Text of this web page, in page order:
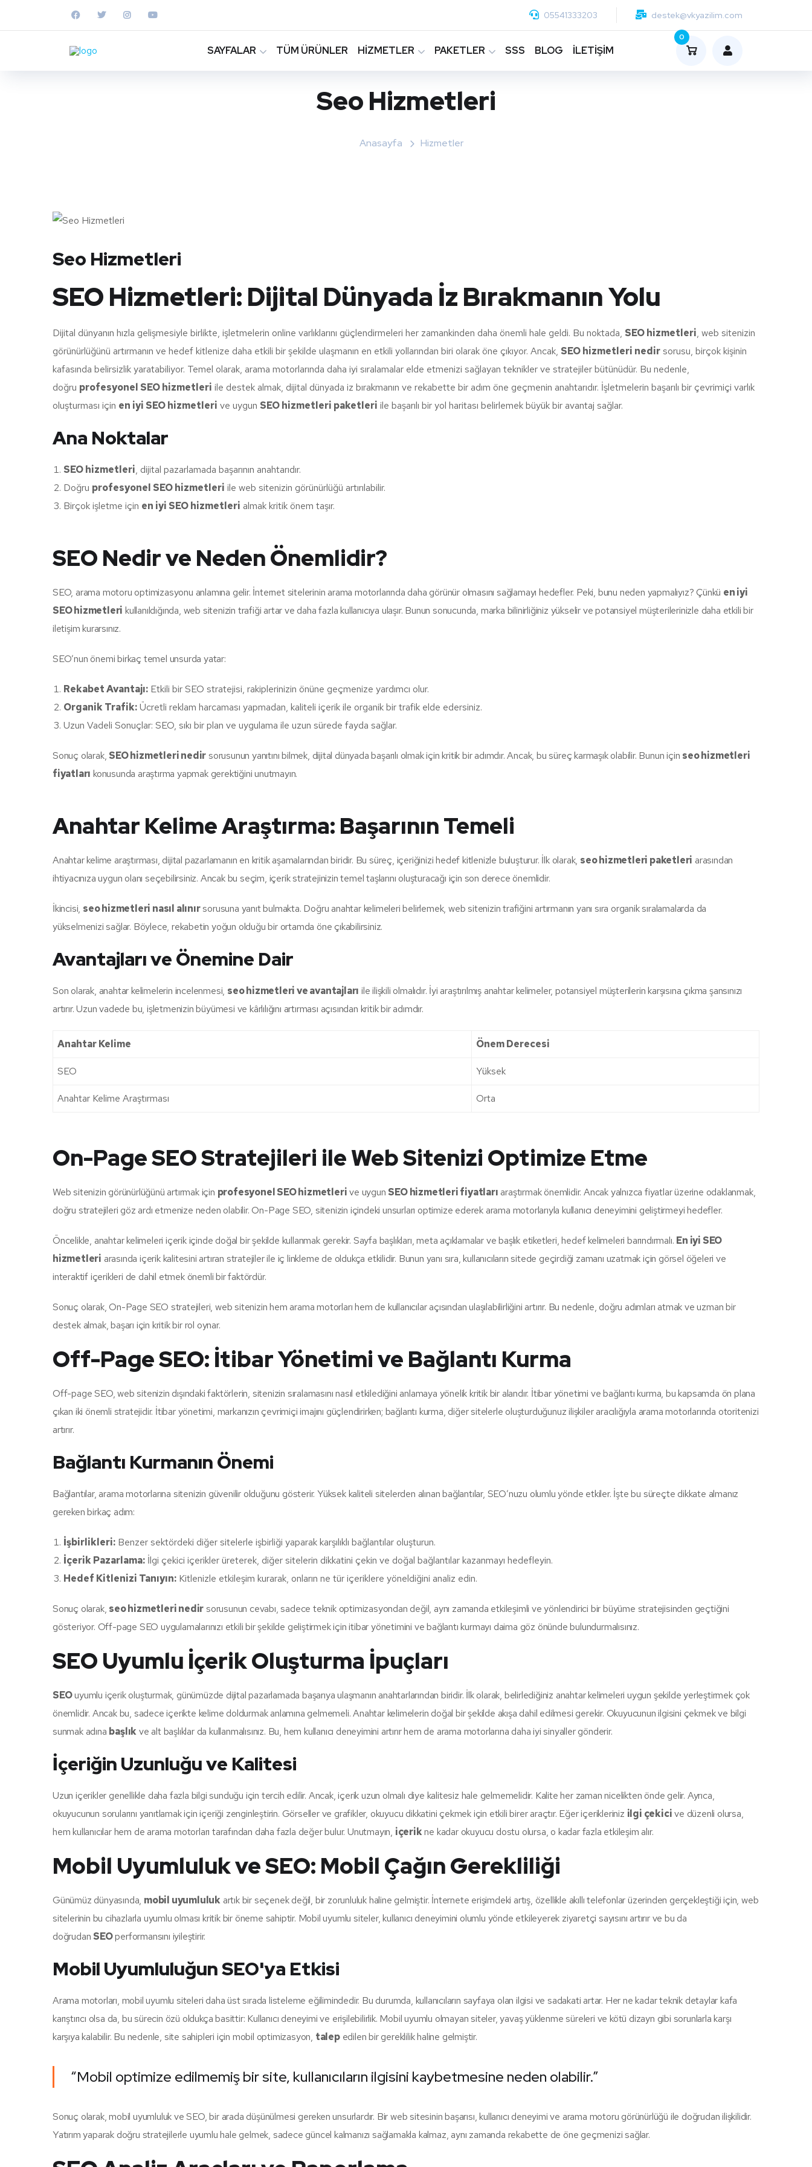
05541333203 destek@vkyazilim.com
SAYFALAR TÜM ÜRÜNLER HİZMETLER PAKETLER SSS BLOG İLETİŞİM
0
Seo Hizmetleri
Anasayfa Hizmetler
Seo Hizmetleri
SEO Hizmetleri: Dijital Dünyada İz Bırakmanın Yolu
Dijital dünyanın hızla gelişmesiyle birlikte, işletmelerin online varlıklarını güçlendirmeleri her zamankinden daha önemli hale geldi. Bu noktada, SEO hizmetleri, web sitenizin
görünürlüğünü artırmanın ve hedef kitlenize daha etkili bir şekilde ulaşmanın en etkili yollarından biri olarak öne çıkıyor. Ancak, SEO hizmetleri nedir sorusu, birçok kişinin
kafasında belirsizlik yaratabiliyor. Temel olarak, arama motorlarında daha iyi sıralamalar elde etmenizi sağlayan teknikler ve stratejiler bütünüdür. Bu nedenle,
doğru profesyonel SEO hizmetleri ile destek almak, dijital dünyada iz bırakmanın ve rekabette bir adım öne geçmenin anahtarıdır. İşletmelerin başarılı bir çevrimiçi varlık
oluşturması için en iyi SEO hizmetleri ve uygun SEO hizmetleri paketleri ile başarılı bir yol haritası belirlemek büyük bir avantaj sağlar.
Ana Noktalar
SEO hizmetleri, dijital pazarlamada başarının anahtarıdır.
Doğru profesyonel SEO hizmetleri ile web sitenizin görünürlüğü artırılabilir.
Birçok işletme için en iyi SEO hizmetleri almak kritik önem taşır.
SEO Nedir ve Neden Önemlidir?
SEO, arama motoru optimizasyonu anlamına gelir. İnternet sitelerinin arama motorlarında daha görünür olmasını sağlamayı hedefler. Peki, bunu neden yapmalıyız? Çünkü en iyi
SEO hizmetleri kullanıldığında, web sitenizin trafiği artar ve daha fazla kullanıcıya ulaşır. Bunun sonucunda, marka bilinirliğiniz yükselir ve potansiyel müşterilerinizle daha etkili bir
iletişim kurarsınız.
SEO’nun önemi birkaç temel unsurda yatar:
Rekabet Avantajı: Etkili bir SEO stratejisi, rakiplerinizin önüne geçmenize yardımcı olur.
Organik Trafik:Ücretli reklam harcaması yapmadan, kaliteli içerik ile organik bir trafik elde edersiniz.
Uzun Vadeli Sonuçlar: SEO, sıkı bir plan ve uygulama ile uzun sürede fayda sağlar.
Sonuç olarak, SEO hizmetleri nedir sorusunun yanıtını bilmek, dijital dünyada başarılı olmak için kritik bir adımdır. Ancak, bu süreç karmaşık olabilir. Bunun için seo hizmetleri
fiyatları konusunda araştırma yapmak gerektiğini unutmayın.
Anahtar Kelime Araştırma: Başarının Temeli
Anahtar kelime araştırması, dijital pazarlamanın en kritik aşamalarından biridir. Bu süreç, içeriğinizi hedef kitlenizle buluşturur. İlk olarak, seo hizmetleri paketleri arasından
ihtiyacınıza uygun olanı seçebilirsiniz. Ancak bu seçim, içerik stratejinizin temel taşlarını oluşturacağı için son derece önemlidir.
İkincisi, seo hizmetleri nasıl alınırsorusuna yanıt bulmakta. Doğru anahtar kelimeleri belirlemek, web sitenizin trafiğini artırmanın yanı sıra organik sıralamalarda da
yükselmenizi sağlar. Böylece, rekabetin yoğun olduğu bir ortamda öne çıkabilirsiniz.
Avantajları ve Önemine Dair
Son olarak, anahtar kelimelerin incelenmesi, seo hizmetleri ve avantajları ile ilişkili olmalıdır. İyi araştırılmış anahtar kelimeler, potansiyel müşterilerin karşısına çıkma şansınızı
artırır. Uzun vadede bu, işletmenizin büyümesi ve kârlılığını artırması açısından kritik bir adımdır.
Anahtar Kelime Önem Derecesi
SEO Yüksek
Anahtar Kelime Araştırması Orta
On-Page SEO Stratejileri ile Web Sitenizi Optimize Etme
Web sitenizin görünürlüğünü artırmak için profesyonel SEO hizmetlerive uygun SEO hizmetleri fiyatları araştırmak önemlidir. Ancak yalnızca fiyatlar üzerine odaklanmak,
doğru stratejileri göz ardı etmenize neden olabilir. On-Page SEO, sitenizin içindeki unsurları optimize ederek arama motorlarıyla kullanıcı deneyimini geliştirmeyi hedefler.
Öncelikle, anahtar kelimeleri içerik içinde doğal bir şekilde kullanmak gerekir. Sayfa başlıkları, meta açıklamalar ve başlık etiketleri, hedef kelimeleri barındırmalı. En iyi SEO
hizmetleri arasında içerik kalitesini artıran stratejiler ile iç linkleme de oldukça etkilidir. Bunun yanı sıra, kullanıcıların sitede geçirdiği zamanı uzatmak için görsel öğeleri ve
interaktif içerikleri de dahil etmek önemli bir faktördür.
Sonuç olarak, On-Page SEO stratejileri, web sitenizin hem arama motorları hem de kullanıcılar açısından ulaşılabilirliğini artırır. Bu nedenle, doğru adımları atmak ve uzman bir
destek almak, başarı için kritik bir rol oynar.
Off-Page SEO: İtibar Yönetimi ve Bağlantı Kurma
Off-page SEO, web sitenizin dışındaki faktörlerin, sitenizin sıralamasını nasıl etkilediğini anlamaya yönelik kritik bir alandır. İtibar yönetimi ve bağlantı kurma, bu kapsamda ön plana
çıkan iki önemli stratejidir. İtibar yönetimi, markanızın çevrimiçi imajını güçlendirirken; bağlantı kurma, diğer sitelerle oluşturduğunuz ilişkiler aracılığıyla arama motorlarında otoritenizi
artırır.
Bağlantı Kurmanın Önemi
Bağlantılar, arama motorlarına sitenizin güvenilir olduğunu gösterir. Yüksek kaliteli sitelerden alınan bağlantılar, SEO’nuzu olumlu yönde etkiler. İşte bu süreçte dikkate almanız
gereken birkaç adım:
İşbirlikleri: Benzer sektördeki diğer sitelerle işbirliği yaparak karşılıklı bağlantılar oluşturun.
İçerik Pazarlama: İlgi çekici içerikler üreterek, diğer sitelerin dikkatini çekin ve doğal bağlantılar kazanmayı hedefleyin.
Hedef Kitlenizi Tanıyın: Kitlenizle etkileşim kurarak, onların ne tür içeriklere yöneldiğini analiz edin.
Sonuç olarak, seo hizmetleri nedir sorusunun cevabı, sadece teknik optimizasyondan değil, aynı zamanda etkileşimli ve yönlendirici bir büyüme stratejisinden geçtiğini
gösteriyor. Off-page SEO uygulamalarınızı etkili bir şekilde geliştirmek için itibar yönetimini ve bağlantı kurmayı daima göz önünde bulundurmalısınız.
SEO Uyumlu İçerik Oluşturma İpuçları
SEOuyumlu içerik oluşturmak, günümüzde dijital pazarlamada başarıya ulaşmanın anahtarlarından biridir. İlk olarak, belirlediğiniz anahtar kelimeleri uygun şekilde yerleştirmek çok
önemlidir. Ancak bu, sadece içerikte kelime doldurmak anlamına gelmemeli. Anahtar kelimelerin doğal bir şekilde akışa dahil edilmesi gerekir. Okuyucunun ilgisini çekmek ve bilgi
sunmak adına başlıkve alt başlıklar da kullanmalısınız. Bu, hem kullanıcı deneyimini artırır hem de arama motorlarına daha iyi sinyaller gönderir.
İçeriğin Uzunluğu ve Kalitesi
Uzun içerikler genellikle daha fazla bilgi sunduğu için tercih edilir. Ancak, içerik uzun olmalı diye kalitesiz hale gelmemelidir. Kalite her zaman nicelikten önde gelir. Ayrıca,
okuyucunun sorularını yanıtlamak için içeriği zenginleştirin. Görseller ve grafikler, okuyucu dikkatini çekmek için etkili birer araçtır. Eğer içerikleriniz ilgi çekicive düzenli olursa,
hem kullanıcılar hem de arama motorları tarafından daha fazla değer bulur. Unutmayın, içerikne kadar okuyucu dostu olursa, o kadar fazla etkileşim alır.
Mobil Uyumluluk ve SEO: Mobil Çağın Gerekliliği
Günümüz dünyasında, mobil uyumluluk artık bir seçenek değil, bir zorunluluk haline gelmiştir. İnternete erişimdeki artış, özellikle akıllı telefonlar üzerinden gerçekleştiği için, web
sitelerinin bu cihazlarla uyumlu olması kritik bir öneme sahiptir. Mobil uyumlu siteler, kullanıcı deneyimini olumlu yönde etkileyerek ziyaretçi sayısını artırır ve bu da
doğrudan SEOperformansını iyileştirir.
Mobil Uyumluluğun SEO'ya Etkisi
Arama motorları, mobil uyumlu siteleri daha üst sırada listeleme eğilimindedir. Bu durumda, kullanıcıların sayfaya olan ilgisi ve sadakati artar. Her ne kadar teknik detaylar kafa
karıştırıcı olsa da, bu sürecin özü oldukça basittir: Kullanıcı deneyimi ve erişilebilirlik. Mobil uyumlu olmayan siteler, yavaş yüklenme süreleri ve kötü dizayn gibi sorunlarla karşı
karşıya kalabilir. Bu nedenle, site sahipleri için mobil optimizasyon, talepedilen bir gereklilik haline gelmiştir.
“Mobil optimize edilmemiş bir site, kullanıcıların ilgisini kaybetmesine neden olabilir.”
Sonuç olarak, mobil uyumluluk ve SEO, bir arada düşünülmesi gereken unsurlardır. Bir web sitesinin başarısı, kullanıcı deneyimi ve arama motoru görünürlüğü ile doğrudan ilişkilidir.
Yatırım yaparak doğru stratejilerle uyumlu hale gelmek, sadece güncel kalmanızı sağlamakla kalmaz, aynı zamanda rekabette de öne geçmenizi sağlar.